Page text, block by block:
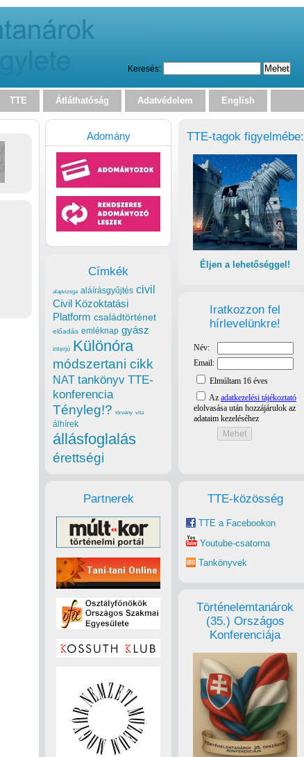
Keresés:
TTE Átláthatóság Adatvédelem English
TTE-tagok figyelmébe:
Éljen a lehetőséggel!
Iratkozzon fel
hírlevelünkre!
TTE-közösség
TTE a Facebookon
Youtube-csatorna
Tankönyvek
Történelemtanárok
(35.) Országos
Konferenciája
Adomány
Címkék
alapvizsga aláírásgyűjtés civil
Civil Közoktatási
Platform családtörténet
előadás emléknap gyász
interjú Különóra
módszertani cikk
NAT tankönyv TTE-
konferencia
Tényleg!? törvény vita
álhírek
állásfoglalás
érettségi
Partnerek